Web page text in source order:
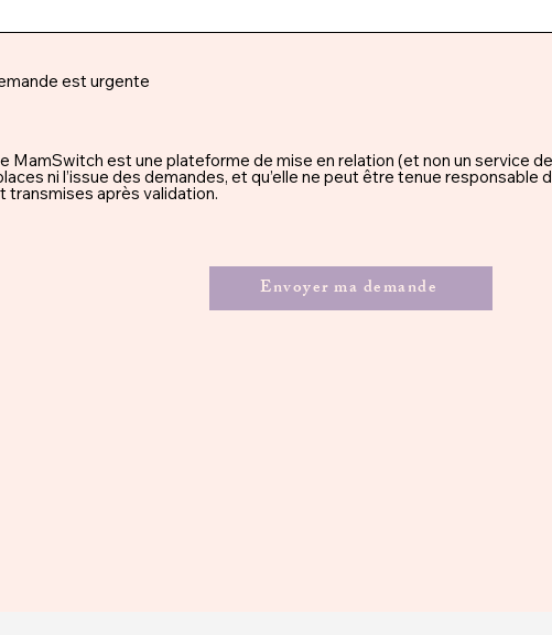
est urgente
MamSwitch est une plateforme de mise en relation (et non un service de
ni l’issue des demandes, et qu’elle ne peut être tenue responsable
transmises après validation.
Envoyer ma demande